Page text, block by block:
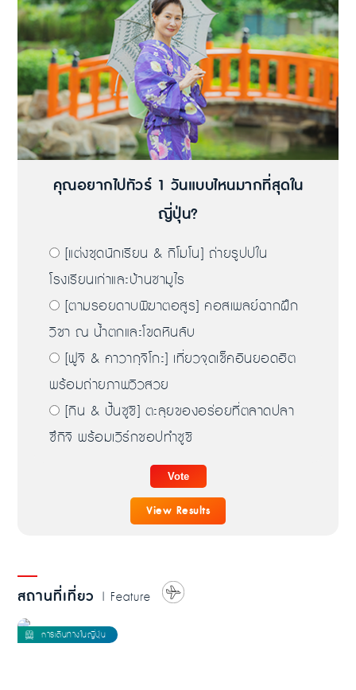
คุณอยากไปทัวร์ 1 วันแบบไหนมากที่สุดใน
ญี่ปุ่น?
[แต่งชุดนักเรียน & กิโมโน] ถ่ายรูปปใน
โรงเรียนเก่าและบ้านซามูไร
[ตามรอยดาบพิฆาตอสูร] คอสเพลย์ฉากฝึก
วิชา ณ น้ำตกและโขดหินลับ
[ฟูจิ & คาวากุจิโกะ] เที่ยวจุดเช็คอินยอดฮิต
พร้อมถ่ายภาพวิวสวย
[กิน & ปั้นซูชิ] ตะลุยของอร่อยที่ตลาดปลา
ซึกิจิ พร้อมเวิร์กชอปทำซูชิ
View Results
สถานที่เที่ยว | Feature